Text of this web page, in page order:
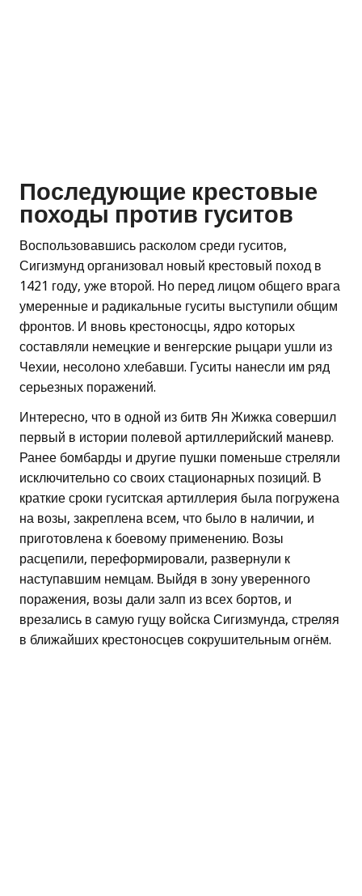
Последующие крестовые
походы против гуситов
Воспользовавшись расколом среди гуситов,
Сигизмунд организовал новый крестовый поход в
1421 году, уже второй. Но перед лицом общего врага
умеренные и радикальные гуситы выступили общим
фронтов. И вновь крестоносцы, ядро которых
составляли немецкие и венгерские рыцари ушли из
Чехии, несолоно хлебавши. Гуситы нанесли им ряд
серьезных поражений.
Интересно, что в одной из битв Ян Жижка совершил
первый в истории полевой артиллерийский маневр.
Ранее бомбарды и другие пушки поменьше стреляли
исключительно со своих стационарных позиций. В
краткие сроки гуситская артиллерия была погружена
на возы, закреплена всем, что было в наличии, и
приготовлена к боевому применению. Возы
расцепили, переформировали, развернули к
наступавшим немцам. Выйдя в зону уверенного
поражения, возы дали залп из всех бортов, и
врезались в самую гущу войска Сигизмунда, стреляя
в ближайших крестоносцев сокрушительным огнём.